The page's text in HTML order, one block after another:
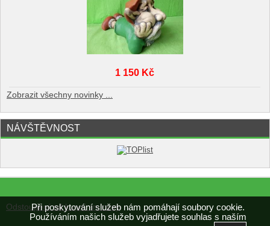
1 150 Kč
Zobrazit všechny novinky ...
NÁVŠTĚVNOST
Odstoupení od kupní smlouvy
Při poskytování služeb nám pomáhají soubory cookie.
Používáním našich služeb vyjadřujete souhlas s naším